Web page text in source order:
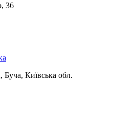
36
Буча, Київська обл.